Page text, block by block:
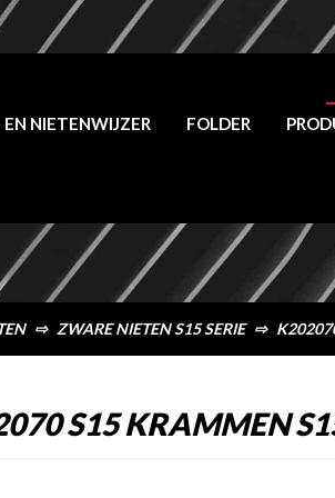
⇨ ZWARE NIETEN S15 SERIE ⇨
EN NIETENWIJZER FOLDER
S15 KRAMMEN